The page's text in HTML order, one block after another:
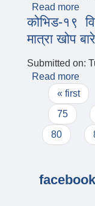
Read more
कोभिड-१९
मात्रा खोप
Submitted on:
Read more
Pages
« first
75
80
facebook